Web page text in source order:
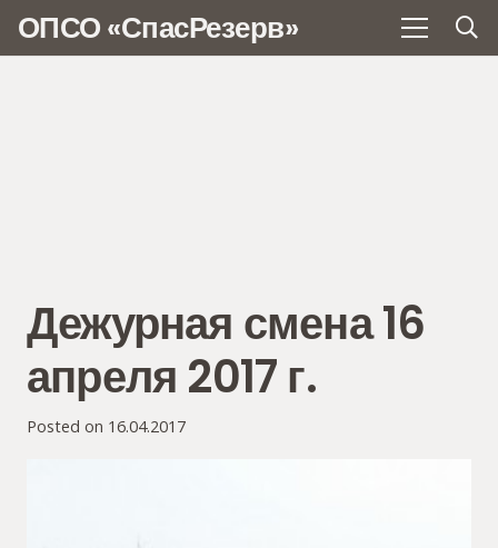
ОПСО «СпасРезерв»
Дежурная смена 16
апреля 2017 г.
Posted on 16.04.2017